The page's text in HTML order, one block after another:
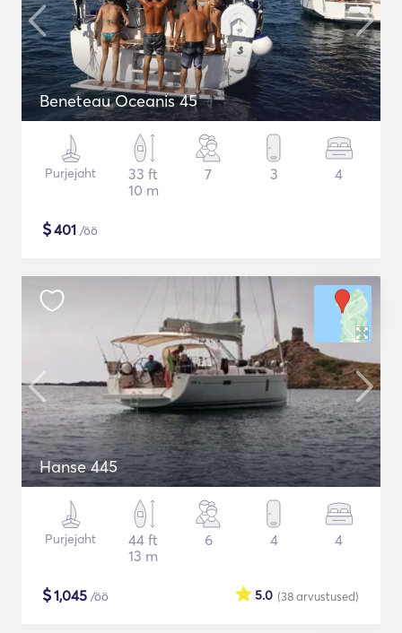
Beneteau Oceanis 45
Purjejaht
33 ft
10 m
7 3 4
$401 /öö
Hanse 445
Purjejaht
44 ft
13 m
6 4 4
$1,045 /öö (38arvustused)
5.0